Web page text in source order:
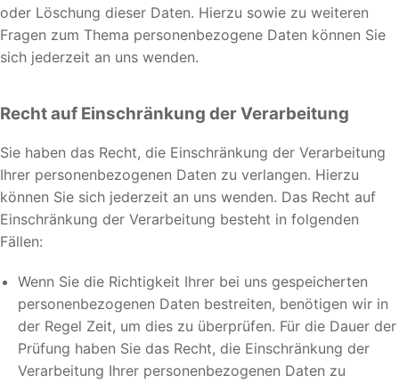
oder Löschung dieser Daten. Hierzu sowie zu weiteren
Fragen zum Thema personenbezogene Daten können Sie
sich jederzeit an uns wenden.
Recht auf Einschränkung der Verarbeitung
Sie haben das Recht, die Einschränkung der Verarbeitung
Ihrer personenbezogenen Daten zu verlangen. Hierzu
können Sie sich jederzeit an uns wenden. Das Recht auf
Einschränkung der Verarbeitung besteht in folgenden
Fällen:
Wenn Sie die Richtigkeit Ihrer bei uns gespeicherten
personenbezogenen Daten bestreiten, benötigen wir in
der Regel Zeit, um dies zu überprüfen. Für die Dauer der
Prüfung haben Sie das Recht, die Einschränkung der
Verarbeitung Ihrer personenbezogenen Daten zu